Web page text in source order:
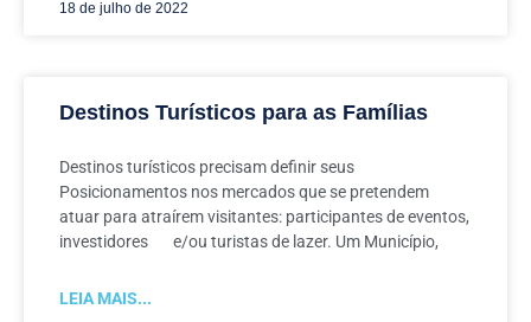
18 de julho de 2022
Destinos Turísticos para as Famílias
Destinos turísticos precisam definir seus
Posicionamentos nos mercados que se pretendem
atuar para atraírem visitantes: participantes de eventos,
investidores e/ou turistas de lazer. Um Município,
LEIA MAIS...